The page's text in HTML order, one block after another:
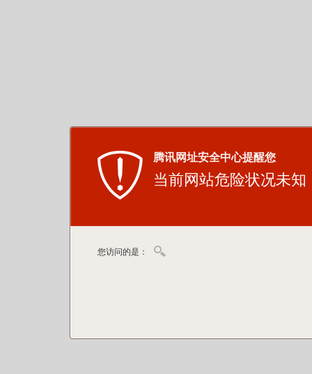
腾讯网址安全中心提醒您
当前网站危险状况未知
您访问的是：